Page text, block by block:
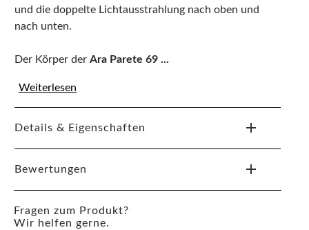
und die doppelte Lichtausstrahlung nach oben und
nach unten.
Der Körper der Ara Parete 69 ...
Weiterlesen
Details & Eigenschaften
Bewertungen
Fragen zum Produkt?
Wir helfen gerne.